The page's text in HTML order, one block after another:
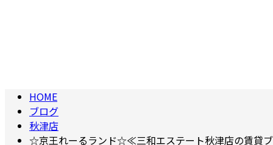
HOME
ブログ
秋津店
☆京王れーるランド☆≪三和エステート秋津店の賃貸